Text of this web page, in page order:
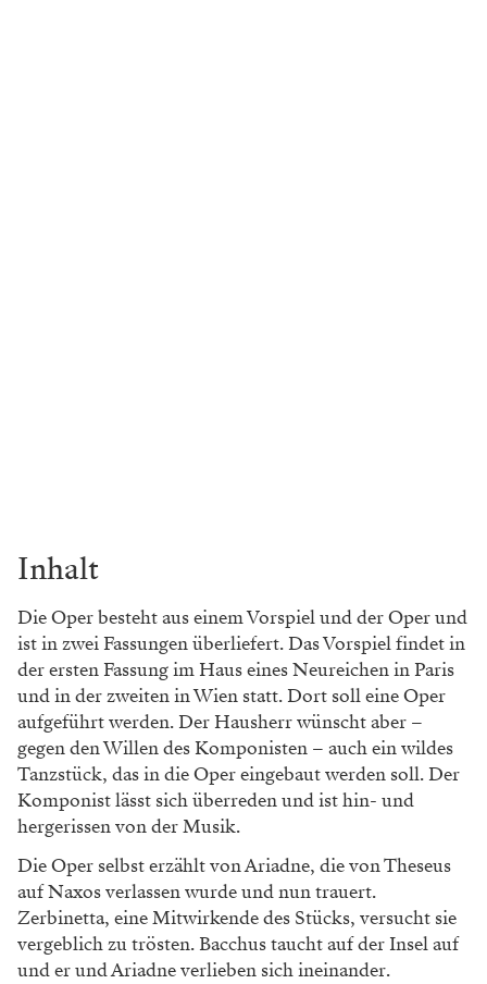
Inhalt
Die Oper besteht aus einem Vorspiel und der Oper und
ist in zwei Fassungen überliefert. Das Vorspiel findet in
der ersten Fassung im Haus eines Neureichen in Paris
und in der zweiten in Wien statt. Dort soll eine Oper
aufgeführt werden. Der Hausherr wünscht aber –
gegen den Willen des Komponisten – auch ein wildes
Tanzstück, das in die Oper eingebaut werden soll. Der
Komponist lässt sich überreden und ist hin- und
hergerissen von der Musik.
Die Oper selbst erzählt von Ariadne, die von Theseus
auf Naxos verlassen wurde und nun trauert.
Zerbinetta, eine Mitwirkende des Stücks, versucht sie
vergeblich zu trösten. Bacchus taucht auf der Insel auf
und er und Ariadne verlieben sich ineinander.